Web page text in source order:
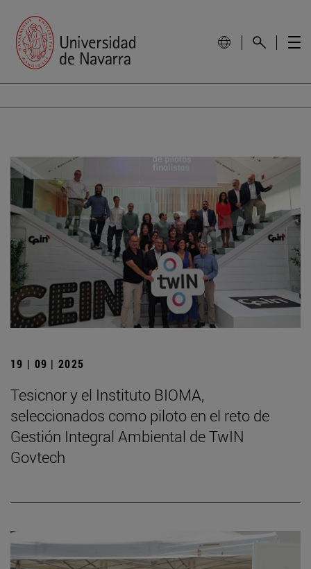
19 | 09 | 2025
Tesicnor y el Instituto BIOMA,
seleccionados como piloto en el reto de
Gestión Integral Ambiental de TwIN
Govtech